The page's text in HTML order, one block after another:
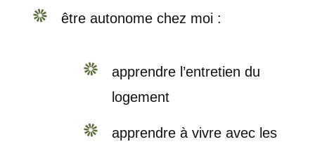
être autonome chez moi :
apprendre l’entretien du
logement
apprendre à vivre avec les